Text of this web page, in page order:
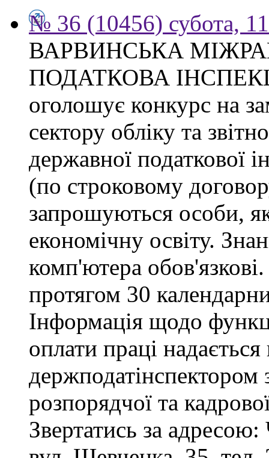
№ 36 (10456) субота,
ВАРВИНСЬКА
ПОДАТКОВА
оголошує конкурс на
сектору обліку та
державної податкової
(по строковому
запрошуються особи,
економічну освіту.
комп'ютера
протягом 30
Інформація щодо
оплати праці
держподатінспектором
розпорядчої та
Звертатись за адресою: